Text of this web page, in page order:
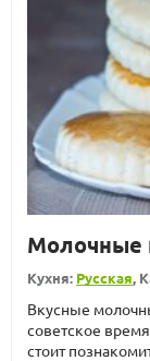
Молочные
Кухня: Русская,
Вкусные
советское
стоит